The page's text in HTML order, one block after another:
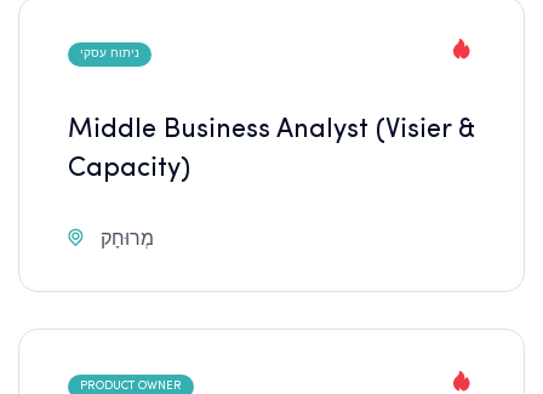
ניתוח עסקי
Middle Business Analyst (Visier &
Capacity)
מְרוּחָק
PRODUCT OWNER